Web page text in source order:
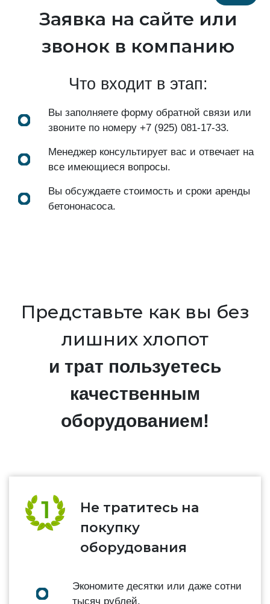
Заявка на сайте или
звонок в компанию
Что входит в этап:
Вы заполняете форму обратной связи или
звоните по номеру +7 (925) 081-17-33.
Менеджер консультирует вас и отвечает на
все имеющиеся вопросы.
Вы обсуждаете стоимость и сроки аренды
бетононасоса.
Представьте как вы без
лишних хлопот
и трат пользуетесь
качественным
оборудованием!
Не тратитесь на
покупку
оборудования
Экономите десятки или даже сотни
тысяч рублей.